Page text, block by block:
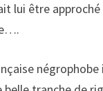
lui être